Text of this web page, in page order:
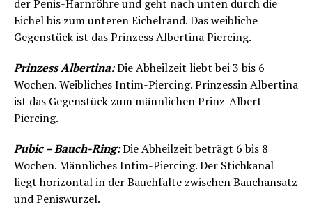
der Penis-Harnröhre und geht nach unten durch die
Eichel bis zum unteren Eichelrand. Das weibliche
Gegenstück ist das Prinzess Albertina Piercing.
Prinzess Albertina:Die Abheilzeit liebt bei 3 bis 6
Wochen. Weibliches Intim-Piercing. Prinzessin Albertina
ist das Gegenstück zum männlichen Prinz-Albert
Piercing.
Pubic – Bauch-Ring:Die Abheilzeit beträgt 6 bis 8
Wochen. Männliches Intim-Piercing. Der Stichkanal
liegt horizontal in der Bauchfalte zwischen Bauchansatz
und Peniswurzel.